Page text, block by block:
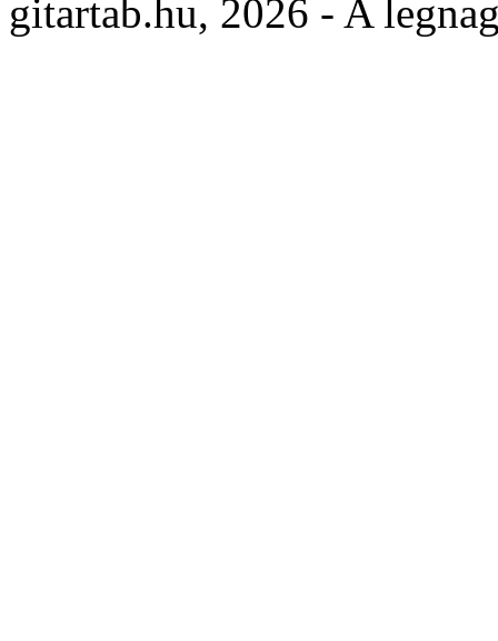
gitartab.hu, 2026 - A